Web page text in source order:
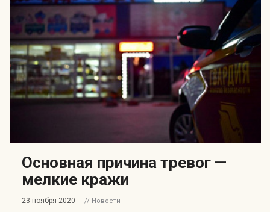
Основная причина тревог —
мелкие кражи
23 ноября 2020 // Новости